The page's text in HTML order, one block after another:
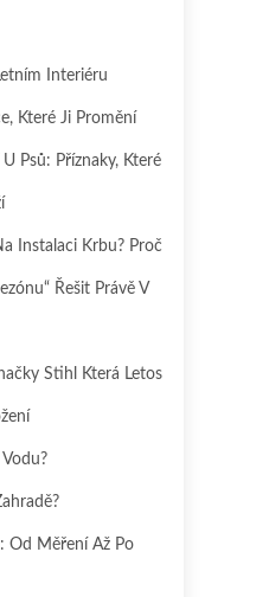
Interiéru
Které Ji Promění
Psů: Příznaky, Které
Instalaci Krbu? Proč
Řešit Právě V
Stihl Která Letos
Od Měření Až Po